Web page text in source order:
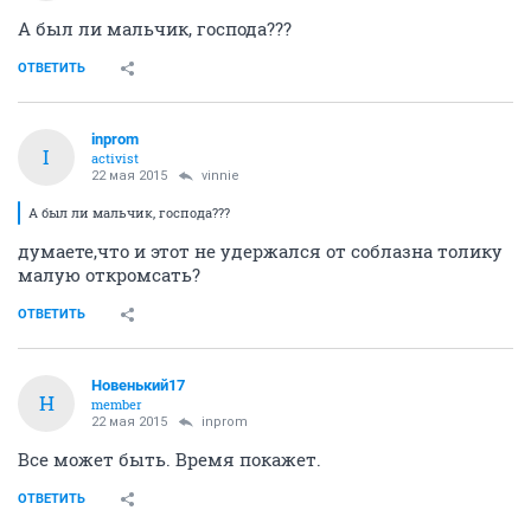
А был ли мальчик, господа???
ОТВЕТИТЬ
I
inprom
activist
22 мая 2015 vinnie
А был ли мальчик, господа???
думаете,что и этот не удержался от соблазна толику
малую откромсать?
ОТВЕТИТЬ
Н
Новенький17
member
22 мая 2015 inprom
Все может быть. Время покажет.
ОТВЕТИТЬ